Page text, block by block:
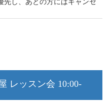
先し、あとの方にはキャンセ
レッスン会 10:00-